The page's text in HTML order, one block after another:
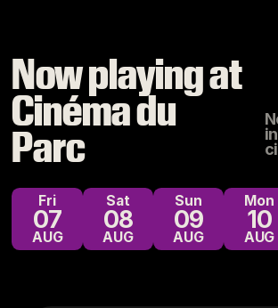
Now playing at
Cinéma du
Parc
Fri
07
AUG
Sat
08
AUG
Sun
09
AUG
Mon
10
AUG